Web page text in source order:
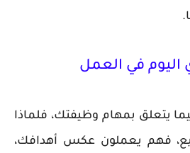
اليوم في العمل
يتعلق بمهام وظيفتك، فلماذا
فهم يعملون عكس أهدافك،